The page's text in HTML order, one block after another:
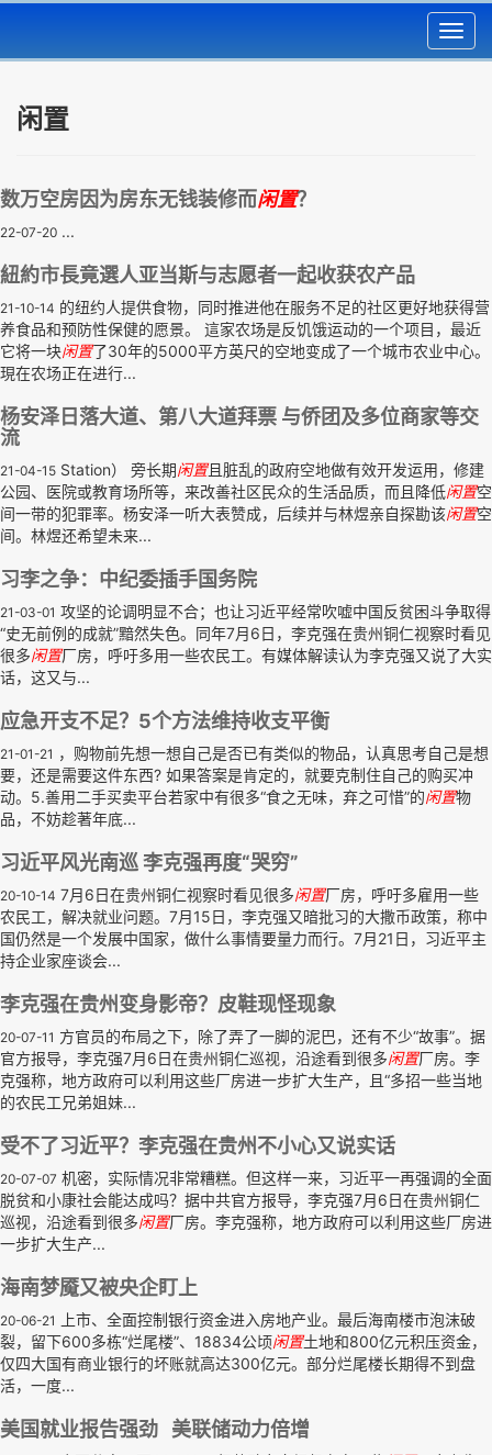
闲置
数万空房因为房东无钱装修而闲置？
22-07-20 ...
紐約市長竟選人亚当斯与志愿者一起收获农产品
21-10-14 的纽约人提供食物，同时推进他在服务不足的社区更好地获得营
养食品和预防性保健的愿景。 這家农场是反饥饿运动的一个项目，最近
它将一块闲置了30年的5000平方英尺的空地变成了一个城市农业中心。
現在农场正在进行...
杨安泽日落大道、第八大道拜票 与侨团及多位商家等交
流
21-04-15 Station） 旁长期闲置且脏乱的政府空地做有效开发运用，修建
公园、医院或教育场所等，来改善社区民众的生活品质，而且降低闲置空
间一带的犯罪率。杨安泽一听大表赞成，后续并与林煜亲自探勘该闲置空
间。林煜还希望未来...
习李之争：中纪委插手国务院
21-03-01 攻坚的论调明显不合；也让习近平经常吹嘘中国反贫困斗争取得
“史无前例的成就”黯然失色。同年7月6日，李克强在贵州铜仁视察时看见
很多闲置厂房，呼吁多用一些农民工。有媒体解读认为李克强又说了大实
话，这又与...
应急开支不足？5个方法维持收支平衡
21-01-21 ，购物前先想一想自己是否已有类似的物品，认真思考自己是想
要，还是需要这件东西? 如果答案是肯定的，就要克制住自己的购买冲
动。5.善用二手买卖平台若家中有很多“食之无味，弃之可惜”的闲置物
品，不妨趁著年底...
习近平风光南巡 李克强再度“哭穷”
20-10-14 7月6日在贵州铜仁视察时看见很多闲置厂房，呼吁多雇用一些
农民工，解决就业问题。7月15日，李克强又暗批习的大撒币政策，称中
国仍然是一个发展中国家，做什么事情要量力而行。7月21日，习近平主
持企业家座谈会...
李克强在贵州变身影帝？皮鞋现怪现象
20-07-11 方官员的布局之下，除了弄了一脚的泥巴，还有不少“故事”。据
官方报导，李克强7月6日在贵州铜仁巡视，沿途看到很多闲置厂房。李
克强称，地方政府可以利用这些厂房进一步扩大生产，且“多招一些当地
的农民工兄弟姐妹...
受不了习近平？李克强在贵州不小心又说实话
20-07-07 机密，实际情况非常糟糕。但这样一来，习近平一再强调的全面
脱贫和小康社会能达成吗？据中共官方报导，李克强7月6日在贵州铜仁
巡视，沿途看到很多闲置厂房。李克强称，地方政府可以利用这些厂房进
一步扩大生产...
海南梦魇又被央企盯上
20-06-21
上市、全面控制银行资金进入房地产业。最后海南楼市泡沫破
裂，留下600多栋“烂尾楼”、18834公顷闲置土地和800亿元积压资金，
仅四大国有商业银行的坏账就高达300亿元。部分烂尾楼长期得不到盘
活，一度...
美国就业报告强劲 美联储动力倍增